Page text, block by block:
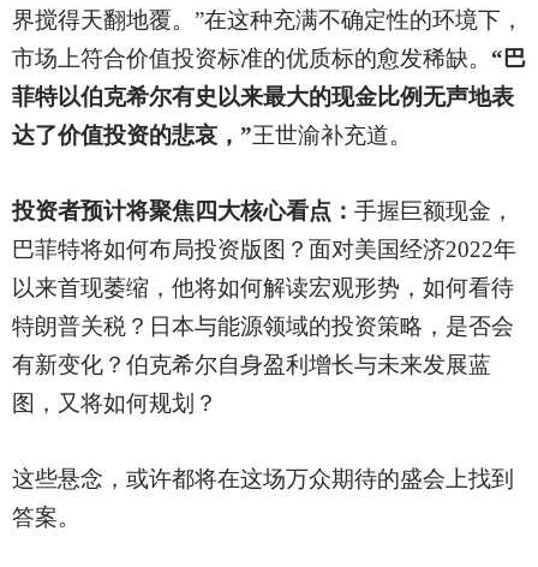
界搅得天翻地覆。”在这种充满不确定性的环境下，
市场上符合价值投资标准的优质标的愈发稀缺。 “巴
菲特以伯克希尔有史以来最大的现金比例无声地表
达了价值投资的悲哀，”王世渝补充道。
投资者预计将聚焦四大核心看点： 手握巨额现金，
巴菲特将如何布局投资版图？面对美国经济2022年
以来首现萎缩，他将如何解读宏观形势，如何看待
特朗普关税？日本与能源领域的投资策略，是否会
有新变化？伯克希尔自身盈利增长与未来发展蓝
图，又将如何规划？
这些悬念，或许都将在这场万众期待的盛会上找到
答案。